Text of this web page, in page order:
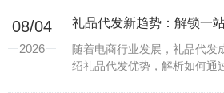
08/04
2026
随着电商行业发展，礼品代发
绍礼品代发优势，解析如何通